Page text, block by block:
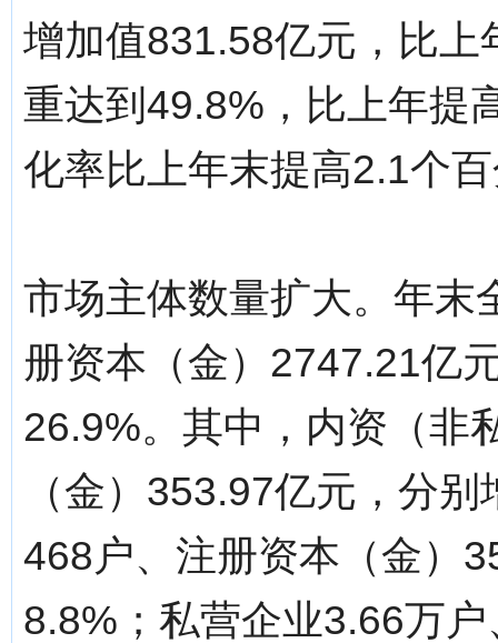
增加值831.58亿元，比
重达到49.8%，比上年提
化率比上年末提高2.1个
市场主体数量扩大。年末
册资本（金）2747.21亿
26.9%。其中，内资（非
（金）353.97亿元，分
468户、注册资本（金）
8.8%；私营企业3.66万